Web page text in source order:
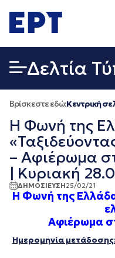
σε
περιεχόμενο
Δελτία
Βρίσκεστε εδώ:Κεντρική
H Φωνή της
– Αφιέρωμα
| Κυριακή
ΔΗΜΟΣΙΕΥΣΗ25/02/21
H Φωνή της
Αφιέρωμα
Ημερομηνία